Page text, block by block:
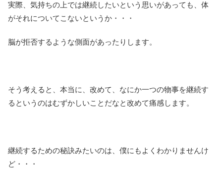
実際、気持ちの上では継続したいという思いがあっても、体
がそれについてこないというか・・・
脳が拒否するような側面があったりします。
そう考えると、本当に、改めて、なにか一つの物事を継続す
るというのはむずかしいことだなと改めて痛感します。
継続するための秘訣みたいのは、僕にもよくわかりませんけ
ど・・・